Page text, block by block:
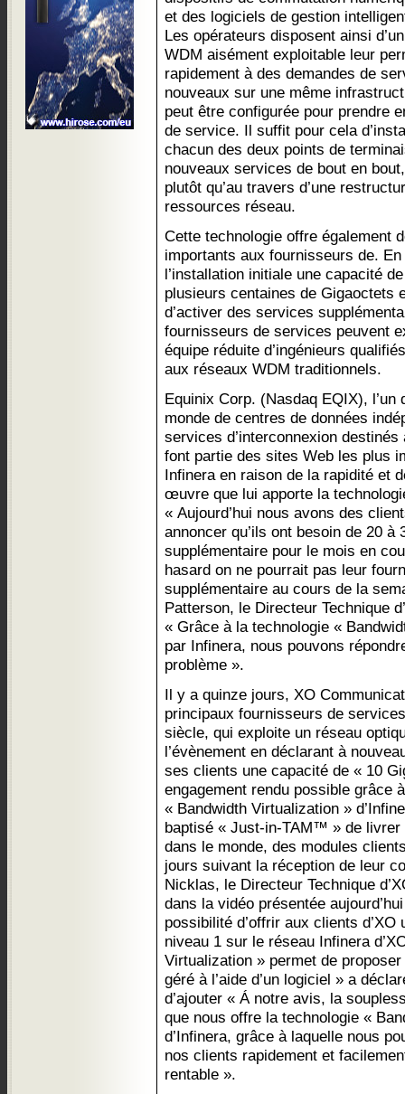
et des logiciels de gestion
Les opérateurs disposent ainsi
WDM aisément exploitable leur
rapidement à des demandes de
nouveaux sur une même
peut être configurée pour prendre
de service. Il suffit pour cela
chacun des deux points de
nouveaux services de bout en
plutôt qu’au travers d’une
ressources réseau.
Cette technologie offre également
importants aux fournisseurs de.
l’installation initiale une capacité
plusieurs centaines de Gigaoctets
d’activer des services
fournisseurs de services peuvent
équipe réduite d’ingénieurs
aux réseaux WDM traditionnels.
Equinix Corp. (Nasdaq EQIX),
monde de centres de données
services d’interconnexion
font partie des sites Web les plus
Infinera en raison de la rapidité et
œuvre que lui apporte la
« Aujourd’hui nous avons des
annoncer qu’ils ont besoin de 20
supplémentaire pour le mois en
hasard on ne pourrait pas leur
supplémentaire au cours de la
Patterson, le Directeur Technique
« Grâce à la technologie «
par Infinera, nous pouvons
problème ».
Il y a quinze jours, XO
principaux fournisseurs de
siècle, qui exploite un réseau
l’évènement en déclarant à
ses clients une capacité de « 10
engagement rendu possible grâce
« Bandwidth Virtualization »
baptisé « Just-in-TAM™ » de livrer
dans le monde, des modules
jours suivant la réception de leur
Nicklas, le Directeur Technique
dans la vidéo présentée
possibilité d’offrir aux clients
niveau 1 sur le réseau Infinera
Virtualization » permet de
géré à l’aide d’un logiciel » a
d’ajouter « Á notre avis, la
que nous offre la technologie «
d’Infinera, grâce à laquelle nous
nos clients rapidement et
rentable ».